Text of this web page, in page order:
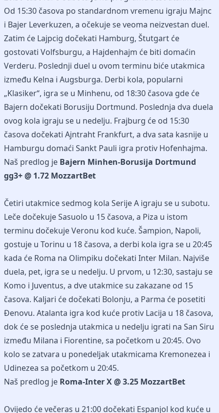
Od 15:30 časova po standardnom vremenu igraju Majnc
i Bajer Leverkuzen, a očekuje se veoma neizvestan duel.
Zatim će Lajpcig dočekati Hamburg, Štutgart će
gostovati Volfsburgu, a Hajdenhajm će biti domaćin
Verderu. Poslednji duel u ovom terminu biće utakmica
između Kelna i Augsburga. Derbi kola, popularni
„Klasiker“, igra se u Minhenu, od 18:30 časova gde će
Bajern dočekati Borusiju Dortmund. Poslednja dva duela
ovog kola igraju se u nedelju. Frajburg će od 15:30
časova dočekati Ajntraht Frankfurt, a dva sata kasnije u
Hamburgu domaći Sankt Pauli igra protiv Hofenhajma.
Naš predlog je Bajern Minhen-Borusija Dortmund
gg3+ @ 1.72 MozzartBet
Četiri utakmice sedmog kola Serije A igraju se u subotu.
Leče dočekuje Sasuolo u 15 časova, a Piza u istom
terminu dočekuje Veronu kod kuće. Šampion, Napoli,
gostuje u Torinu u 18 časova, a derbi kola igra se u 20:45
kada će Roma na Olimpiku dočekati Inter Milan. Najviše
duela, pet, igra se u nedelju. U prvom, u 12:30, sastaju se
Komo i Juventus, a dve utakmice su zakazane od 15
časova. Kaljari će dočekati Bolonju, a Parma će posetiti
Đenovu. Atalanta igra kod kuće protiv Lacija u 18 časova,
dok će se poslednja utakmica u nedelju igrati na San Siru
između Milana i Fiorentine, sa početkom u 20:45. Ovo
kolo se zatvara u ponedeljak utakmicama Kremonezea i
Udinezea sa početkom u 20:45.
Naš predlog je Roma-Inter X @ 3.25 MozzartBet
Ovijedo će večeras u 21:00 dočekati Espanjol kod kuće u